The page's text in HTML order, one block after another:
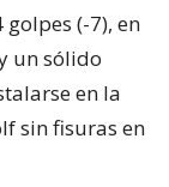
(-7), en
un sólido
en la
sin fisuras en